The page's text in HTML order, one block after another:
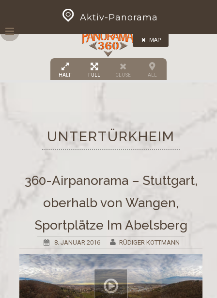
content
Aktiv-Panorama
MAP
HALF FULL CLOSE ALL
UNTERTÜRKHEIM
360-Airpanorama – Stuttgart,
oberhalb von Wangen,
Sportplätze Im Abelsberg
8. JANUAR 2016 RÜDIGER KOTTMANN